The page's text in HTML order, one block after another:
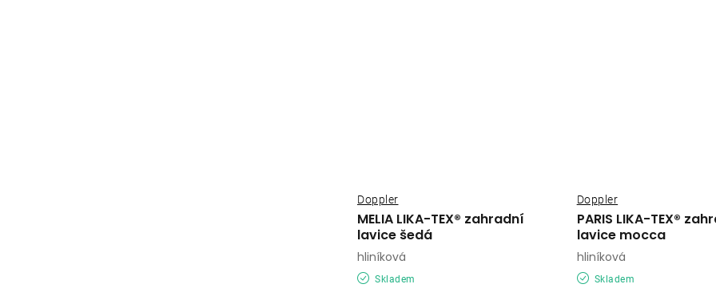
MELIA LIKA-TEX® zahradní
lavice šedá
Doppler
Skladem
hliníková
PARIS LIKA-TEX®
lavice mocca
Doppler
Skladem
hliníková